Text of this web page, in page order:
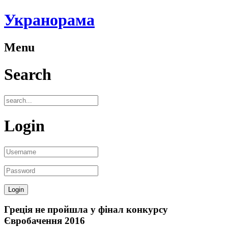
Укранорама
Menu
Search
Login
Греція не пройшла у фінал конкурсу
Євробачення 2016